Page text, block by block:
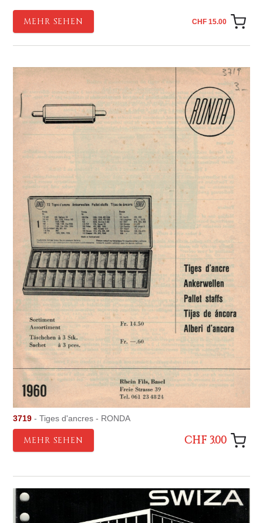
MEHR SEHEN CHF 15.00
3719 - Tiges d'ancres - RONDA
MEHR SEHEN CHF 3.00